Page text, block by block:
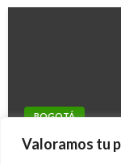
Valoramos tu
BOGOTÁ
Póliza de